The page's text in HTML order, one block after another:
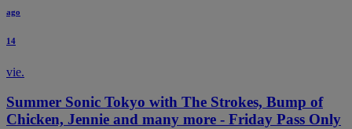
ago
14
vie.
Summer Sonic Tokyo with The Strokes, Bump of
Chicken, Jennie and many more - Friday Pass Only